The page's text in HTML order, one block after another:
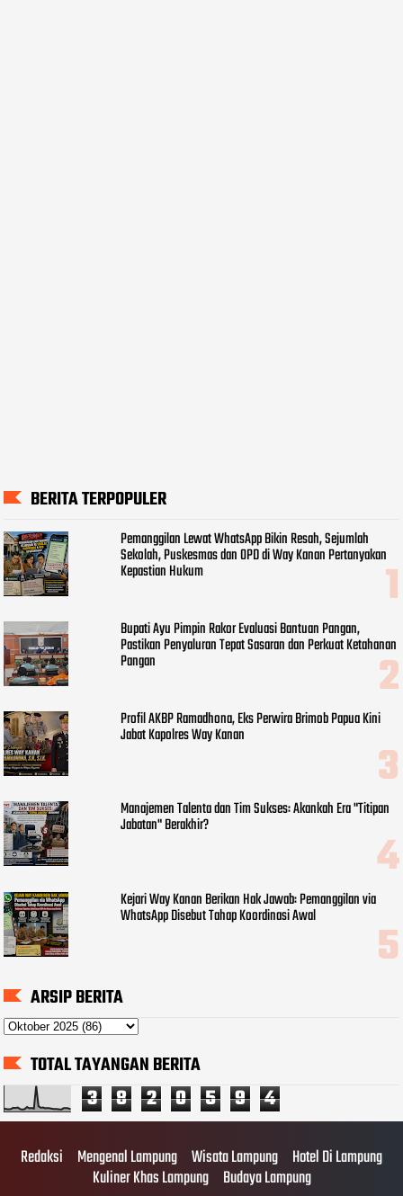
BERITA TERPOPULER
Pemanggilan Lewat WhatsApp Bikin Resah, Sejumlah
Sekolah, Puskesmas dan OPD di Way Kanan Pertanyakan
Kepastian Hukum
Bupati Ayu Pimpin Rakor Evaluasi Bantuan Pangan,
Pastikan Penyaluran Tepat Sasaran dan Perkuat Ketahanan
Pangan
Profil AKBP Ramadhona, Eks Perwira Brimob Papua Kini
Jabat Kapolres Way Kanan
Manajemen Talenta dan Tim Sukses: Akankah Era "Titipan
Jabatan" Berakhir?
Kejari Way Kanan Berikan Hak Jawab: Pemanggilan via
WhatsApp Disebut Tahap Koordinasi Awal
ARSIP BERITA
TOTAL TAYANGAN BERITA
3 8 2 0 5 9 4
Redaksi Mengenal Lampung Wisata Lampung Hotel Di Lampung
Kuliner Khas Lampung Budaya Lampung